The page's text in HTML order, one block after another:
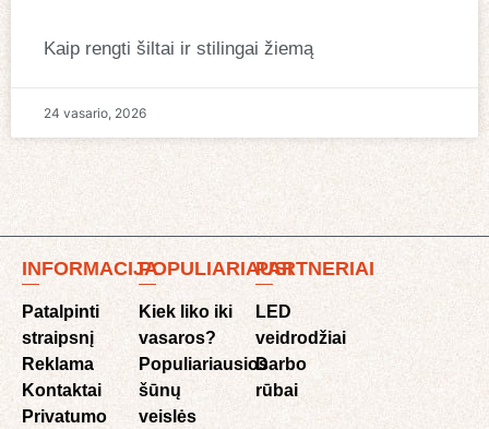
Kaip rengti šiltai ir stilingai žiemą
24 vasario, 2026
INFORMACIJA
Patalpinti
straipsnį
Reklama
Kontaktai
Privatumo
POPULIARIAUSI
Kiek liko iki
vasaros?
Populiariausios
šūnų
veislės
PARTNERIAI
LED
veidrodžiai
Darbo
rūbai